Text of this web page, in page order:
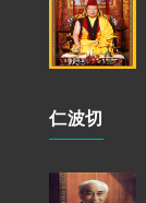
仁波切